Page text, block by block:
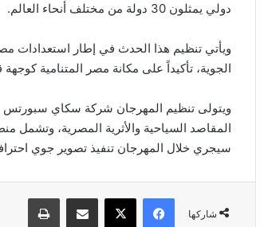
دولي يمثلون 30 دولة من مختلف أنحاء العالم.
ويأتي تنظيم هذا الحدث في إطار استعدادات
الجوية، تأكيداً على مكانة مصر المتنامية
ويتولى تنظيم المهرجان شركة سكاي سبورتس
المقاصد السياحية والأثرية المصرية، وتشمل
سيجري خلال المهرجان تنفيذ تصوير جوي
شاركها
فيسبوك ‫X مشاركة عبر البريد طباعة